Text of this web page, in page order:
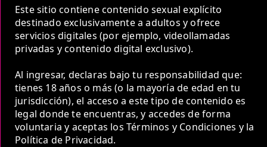
Este sitio contiene contenido sexual explícito
destinado exclusivamente a adultos y ofrece
servicios digitales (por ejemplo, videollamadas
privadas y contenido digital exclusivo).
Al ingresar, declaras bajo tu responsabilidad que:
tienes 18 años o más (o la mayoría de edad en tu
jurisdicción), el acceso a este tipo de contenido es
legal donde te encuentras, y accedes de forma
voluntaria y aceptas los Términos y Condiciones y la
Política de Privacidad.
COP 750,000.00
2 Horas
COP 1,200,000.00